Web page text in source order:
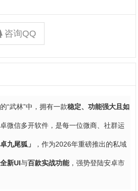
咨询QQ
“武林”中，拥有一款稳定、功能强大且如
微信多开软件，是每一位微商、社群运
卓九尾狐」 ，作为2026年重磅推出的私域
新UI与百款实战功能，强势登陆安卓市